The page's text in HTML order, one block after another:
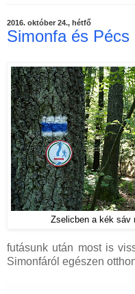
2016. október 24., hétfő
Simonfa és Pécs
Zselicben a kék sáv
futásunk után most is
Simonfáról egészen